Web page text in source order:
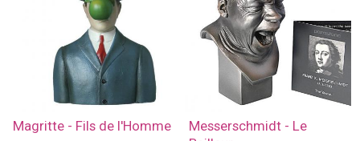
Magritte - Fils de l'Homme
Messerschmidt - Le